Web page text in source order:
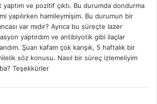
yaptım ve pozitif çıktı. Bu durumda dondurma
yapılırken hamileymişim. Bu durumun bir
var mıdır? Ayrıca bu süreçte lazer
yaptırdım ve antibiyotik gibi ilaçlar
Şuan kafam çok karışık, 5 haftalık bir
söz konusu. Nasıl bir süreç izlemeliyim
Teşekkürler